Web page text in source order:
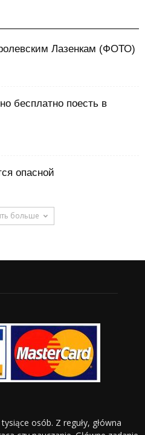
Лазенкам (ФОТО)
бесплатно поесть в
опасной
больше
osób. Z reguły, główna